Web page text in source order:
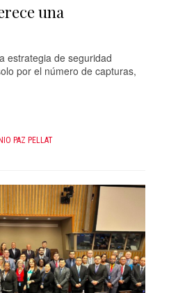
una
estrategia de seguridad
por el número de capturas,
PAZ PELLAT